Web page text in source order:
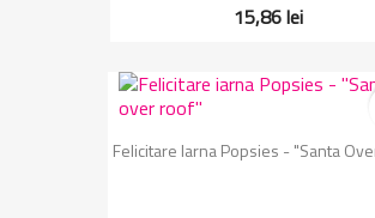
15,86 lei
Felicitare Iarna Popsies - "Santa